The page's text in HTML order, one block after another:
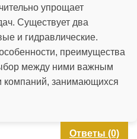
упрощает
Существует два
и гидравлические.
преимущества
между ними важным
компаний, занимающихся
Ответы (0)